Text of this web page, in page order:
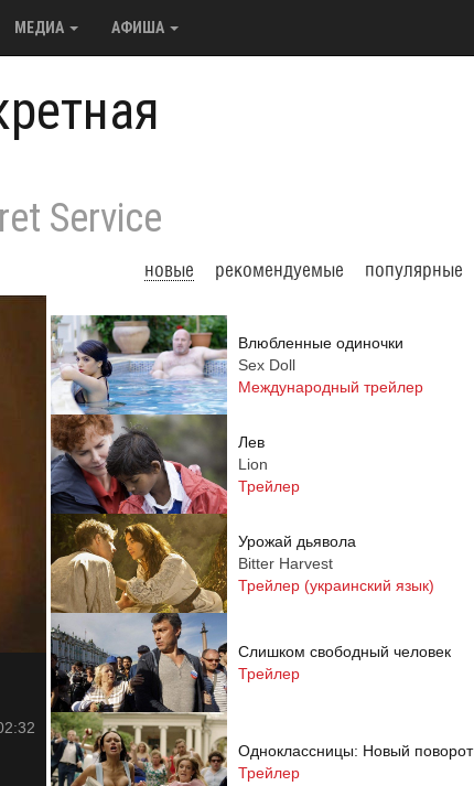
МЕДИА АФИША
Service
новые рекомендуемые популярные
Влюбленные одиночки
Sex Doll
Международный трейлер
Лев
Lion
Трейлер
Урожай дьявола
Bitter Harvest
Трейлер (украинский язык)
Слишком свободный человек
Трейлер
Одноклассницы: Новый поворот
Трейлер